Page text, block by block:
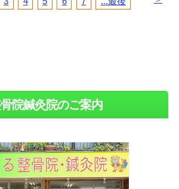
院鍼灸院のご案内